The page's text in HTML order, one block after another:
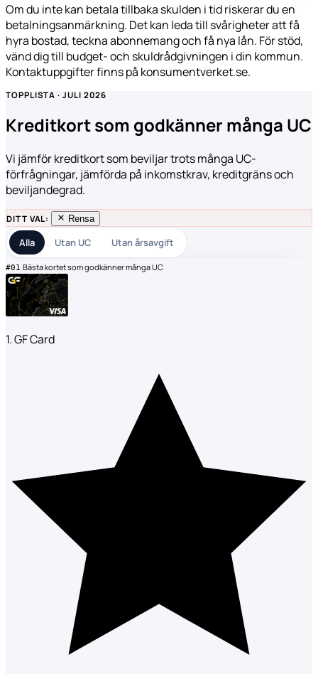
Om du inte kan betala tillbaka skulden i tid riskerar du en
betalningsanmärkning. Det kan leda till svårigheter att få
hyra bostad, teckna abonnemang och få nya lån. För stöd,
vänd dig till budget- och skuldrådgivningen i din kommun.
Kontaktuppgifter finns på konsumentverket.se.
TOPPLISTA · JULI 2026
Kreditkort som godkänner många UC
Vi jämför kreditkort som beviljar trots många UC-
förfrågningar, jämförda på inkomstkrav, kreditgräns och
beviljandegrad.
DITT VAL: Rensa
Alla Utan UC Utan årsavgift
#01 Bästa kortet som godkänner många UC
1. GF Card